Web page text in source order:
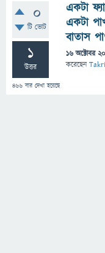
0
টি ভোট
1
উত্তর
466 বার দেখা হয়েছে
একটা
একটা
বাতাস
16 অক্টোবর
করেছেন